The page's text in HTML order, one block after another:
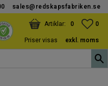
sales@redskapsfabriken.se
0
KUNDVAGN
ANTAL PRODUKTER:
0
Priser visas
exkl. moms